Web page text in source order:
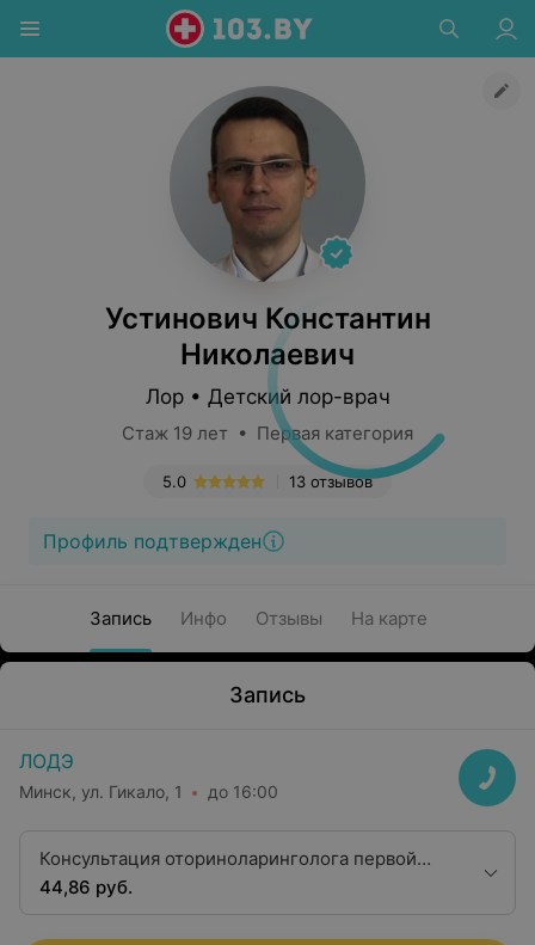
Устинович Константин
Николаевич
Лор • Детский лор-врач
Стаж 19 лет • Первая категория
13 отзывов
5.0
Профиль подтвержден
Запись Инфо Отзывы На карте
Запись
ЛОДЭ
Минск, ул. Гикало, 1 до 16:00
Консультация оториноларинголога первой
квалификационной категории
44,86 руб.